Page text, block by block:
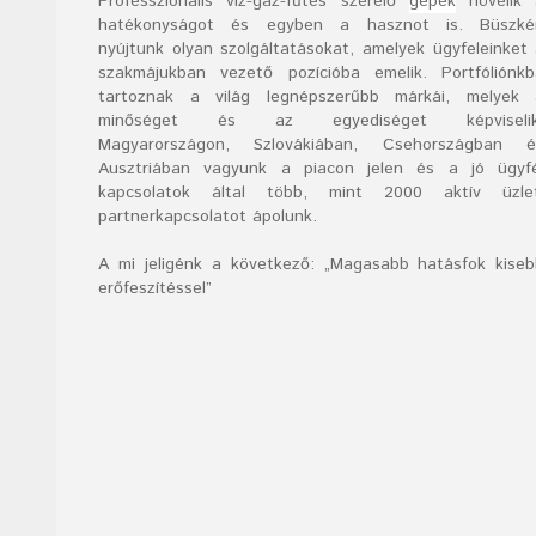
hatékonyságot és egyben a hasznot is.
nyújtunk olyan szolgáltatásokat, amelyek ügyfeleinket
szakmájukban vezető pozícióba emelik.
tartoznak a világ legnépszerűbb márkái, melyek
minőséget és az egyediséget
Magyarországon, Szlovákiában, Csehországban
Ausztriában vagyunk a piacon jelen és a jó
kapcsolatok által több, mint 2000 aktív
partnerkapcsolatot ápolunk.
A mi jeligénk a következő: „Magasabb hatásfok
erőfeszítéssel”